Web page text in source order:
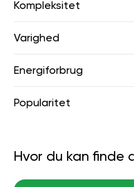
Kompleksitet
Varighed
Energiforbrug
Popularitet
Hvor du kan finde